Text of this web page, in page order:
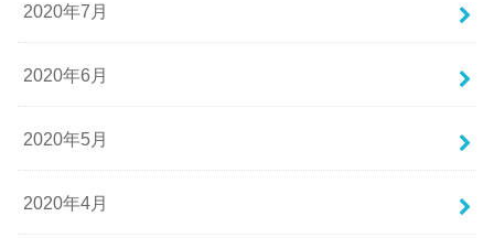
2020年7月
2020年6月
2020年5月
2020年4月